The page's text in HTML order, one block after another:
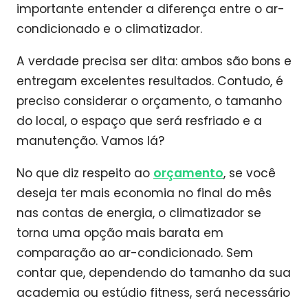
importante entender a diferença entre o ar-
condicionado e o climatizador.
A verdade precisa ser dita: ambos são bons e
entregam excelentes resultados. Contudo, é
preciso considerar o orçamento, o tamanho
do local, o espaço que será resfriado e a
manutenção. Vamos lá?
No que diz respeito ao orçamento, se você
deseja ter mais economia no final do mês
nas contas de energia, o climatizador se
torna uma opção mais barata em
comparação ao ar-condicionado. Sem
contar que, dependendo do tamanho da sua
academia ou estúdio fitness, será necessário